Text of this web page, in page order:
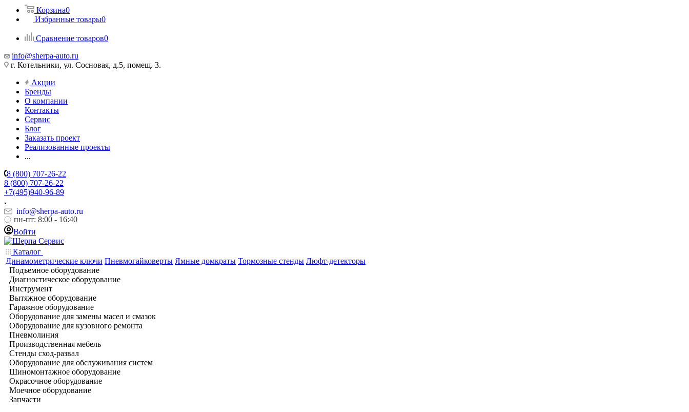
Корзина0
Избранные товары0
Сравнение товаров0
info@sherpa-auto.ru
г. Котельники, ул. Сосновая, д.5, помещ. 3.
Акции
Бренды
О компании
Контакты
Сервис
Блог
Заказать проект
Реализованные проекты
...
8 (800) 707-26-22
8 (800) 707-26-22
+7(495)940-96-89
info@sherpa-auto.ru
пн-пт: 8:00 - 16:40
Войти
Каталог
Динамометрические ключи Пневмогайковерты Ямные домкраты Тормозные стенды Люфт-детекторы
Подъемное оборудование
Диагностическое оборудование
Инструмент
Вытяжное оборудование
Гаражное оборудование
Оборудование для замены масел и смазок
Оборудование для кузовного ремонта
Пневмолиния
Производственная мебель
Стенды сход-развал
Оборудование для обслуживания систем
Шиномонтажное оборудование
Окрасочное оборудование
Моечное оборудование
Запчасти